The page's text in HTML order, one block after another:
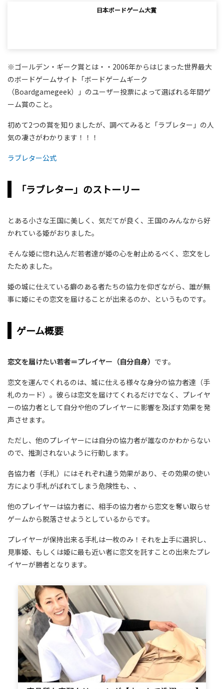
日本ボードゲーム大賞
※ゴールデン・ギーク賞とは・・2006年からはじまった世界最大
のボードゲームサイト「ボードゲームギーク
（Boardgamegeek）」のユーザー投票によって選ばれる年間ゲ
ーム賞のこと。
初めて2つの賞を知りましたが、調べてみると「ラブレター」の人
気の凄さがわかります！！！
ラブレター公式
「ラブレター」のストーリー
とある小さな王国に美しく、気だてが良く、王国のみんなから好
かれている姫がおりました。
そんな姫に惚れ込んだ若者達が姫の心を射止めるべく、恋文をし
たためました。
姫の城に仕えている癖のある者たちの協力を仰ぎながら、誰が無
事に姫にその恋文を届けることが出来るのか、というものです。
ゲーム概要
恋文を届けたい若者＝プレイヤー（自分自身） です。
恋文を運んでくれるのは、城に仕える様々な身分の協力者達（手
札のカード）。彼らは恋文を届けてくれるだけでなく、プレイヤ
ーの協力者として自分や他のプレイヤーに影響を及ぼす効果を発
声させます。
ただし、他のプレイヤーには自分の協力者が誰なのかわからない
ので、推測されないように行動します。
各協力者（手札）にはそれぞれ違う効果があり、その効果の使い
方により手札がばれてしまう危険性も、、
他のプレイヤーは協力者に、相手の協力者から恋文を奪い取らせ
ゲームから脱落させようとしているからです。
プレイヤーが保持出来る手札は一枚のみ！それを上手に選択し、
見事姫、もしくは姫に最も近い者に恋文を託すことの出来たプレ
イヤーが勝者となります。